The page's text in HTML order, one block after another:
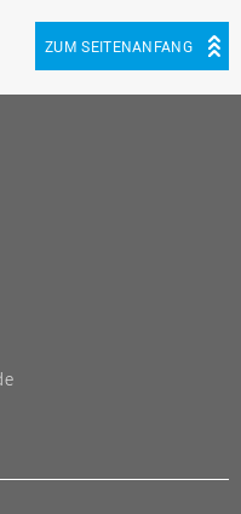
ZUM SEITENANFANG